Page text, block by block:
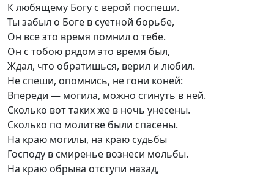
К любящему Богу с верой поспеши.
Ты забыл о Боге в суетной борьбе,
Он все это время помнил о тебе.
Он с тобою рядом это время был,
Ждал, что обратишься, верил и любил.
Не спеши, опомнись, не гони коней:
Впереди — могила, можно сгинуть в ней.
Сколько вот таких же в ночь унесены.
Сколько по молитве были спасены.
На краю могилы, на краю судьбы
Господу в смиренье вознеси мольбы.
На краю обрыва отступи назад,